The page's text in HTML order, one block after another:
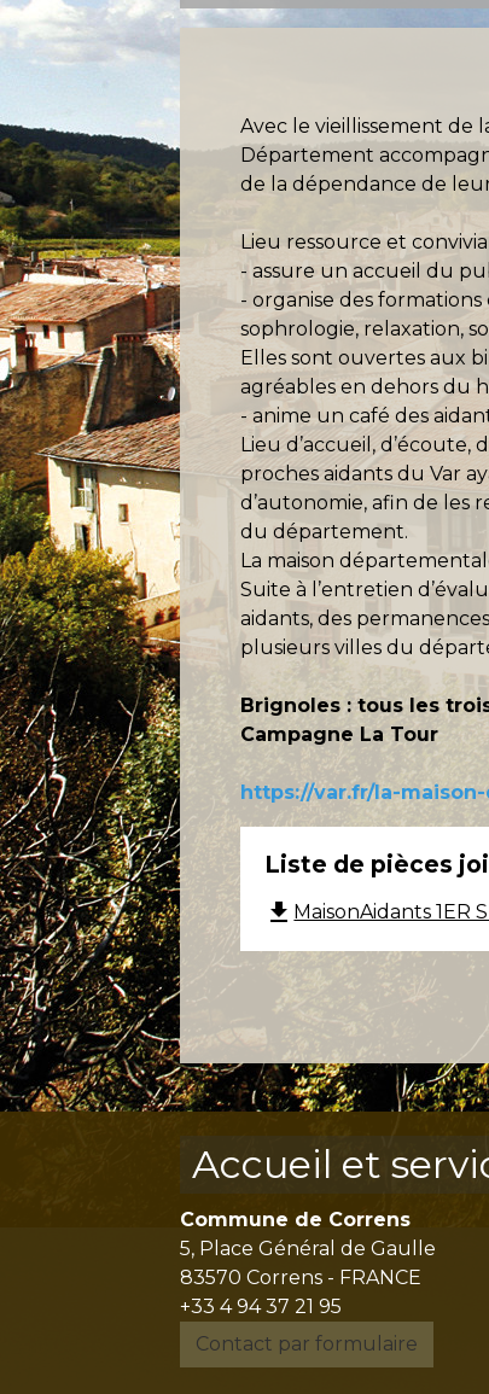
Avec le vieillissement de
Département
de la dépendance de
Lieu ressource et
- assure un accueil du
- organise des
sophrologie, relaxation,
Elles sont ouvertes aux
agréables en dehors du
- anime un café des
Lieu d’accueil, d’écoute,
proches aidants du Var
d’autonomie, afin de les
du département.
La maison
Suite à l’entretien
aidants, des
plusieurs villes du
Brignoles : tous les
Campagne La Tour
https://var.fr/la-
Liste de pièces
file_downloadMaisonAidants 1ER
Accueil et
Commune de Correns
5, Place Général de Gaulle
83570 Correns - FRANCE
+33 4 94 37 21 95
Contact par formulaire